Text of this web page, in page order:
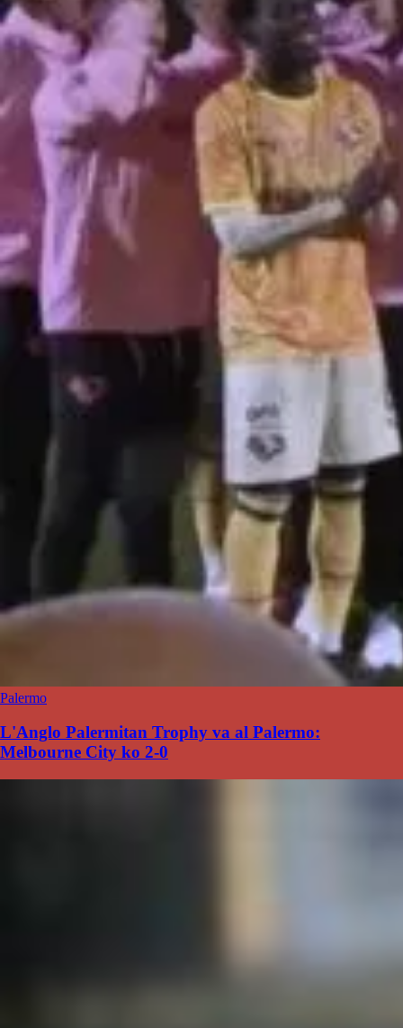
Palermo
L'Anglo Palermitan Trophy va al Palermo:
Melbourne City ko 2-0